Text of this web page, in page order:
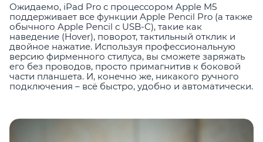
Ожидаемо, iPad Pro с процессором Apple M5
поддерживает все функции Apple Pencil Pro (а также
обычного Apple Pencil с USB-C), такие как
наведение (Hover), поворот, тактильный отклик и
двойное нажатие. Используя профессиональную
версию фирменного стилуса, вы сможете заряжать
его без проводов, просто примагнитив к боковой
части планшета. И, конечно же, никакого ручного
подключения – всё быстро, удобно и автоматически.